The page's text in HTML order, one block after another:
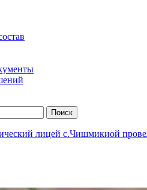
Поиск
лицей с.Чишмикиой